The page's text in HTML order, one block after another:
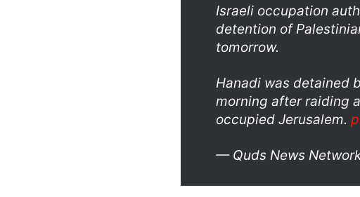
Israeli occupation
detention of
tomorrow.
Hanadi was detained
morning after raiding
occupied Jerusalem.
— Quds News